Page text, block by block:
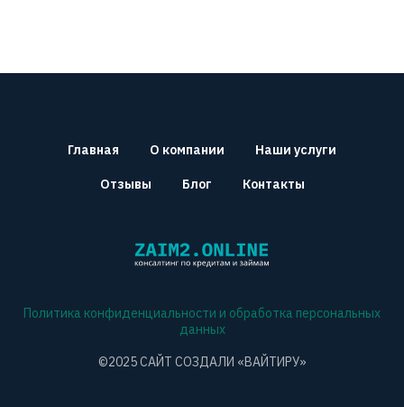
Главная О компании Наши услуги
Отзывы Блог Контакты
Политика конфиденциальности и обработка персональных
данных
©2025 САЙТ СОЗДАЛИ «ВАЙТИРУ»